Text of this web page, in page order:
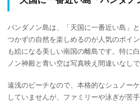
パンダノン島は、「天国に一番近い島」
つかずの自然を楽しめるのが人気のポイ
も絵になる美しい南国の離島です。特に
ノン神殿と青い空は写真映え間違いなしで
遠浅のビーチなので、本格的なシュノー
していませんが、ファミリーや泳ぎが苦